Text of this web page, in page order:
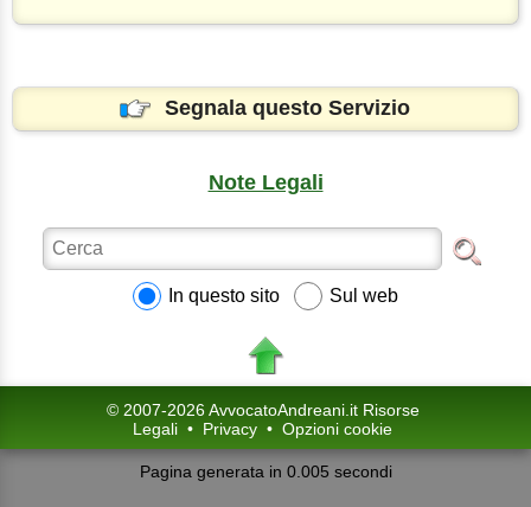
Segnala questo Servizio
Note Legali
In questo sito Sul web
© 2007-2026 AvvocatoAndreani.it Risorse
Legali • Privacy • Opzioni cookie
Pagina generata in 0.005 secondi